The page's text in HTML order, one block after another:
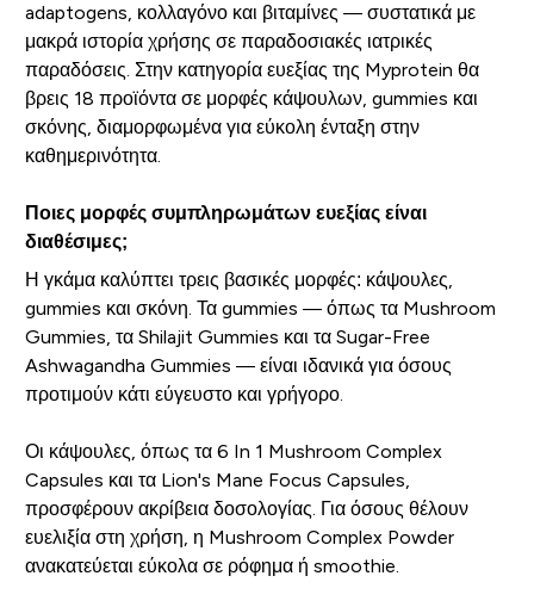
adaptogens, κολλαγόνο και βιταμίνες — συστατικά με
μακρά ιστορία χρήσης σε παραδοσιακές ιατρικές
παραδόσεις. Στην κατηγορία ευεξίας της Myprotein θα
βρεις 18 προϊόντα σε μορφές κάψουλων, gummies και
σκόνης, διαμορφωμένα για εύκολη ένταξη στην
καθημερινότητα.
Ποιες μορφές συμπληρωμάτων ευεξίας είναι
διαθέσιμες;
Η γκάμα καλύπτει τρεις βασικές μορφές: κάψουλες,
gummies και σκόνη. Τα gummies — όπως τα Mushroom
Gummies, τα Shilajit Gummies και τα Sugar-Free
Ashwagandha Gummies — είναι ιδανικά για όσους
προτιμούν κάτι εύγευστο και γρήγορο.
Οι κάψουλες, όπως τα 6 In 1 Mushroom Complex
Capsules και τα Lion's Mane Focus Capsules,
προσφέρουν ακρίβεια δοσολογίας. Για όσους θέλουν
ευελιξία στη χρήση, η Mushroom Complex Powder
ανακατεύεται εύκολα σε ρόφημα ή smoothie.